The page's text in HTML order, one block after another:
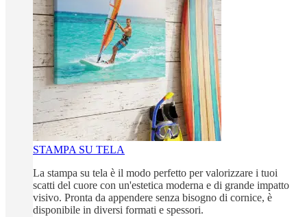
STAMPA SU TELA
La stampa su tela è il modo perfetto per valorizzare i tuoi
scatti del cuore con un'estetica moderna e di grande impatto
visivo. Pronta da appendere senza bisogno di cornice, è
disponibile in diversi formati e spessori.